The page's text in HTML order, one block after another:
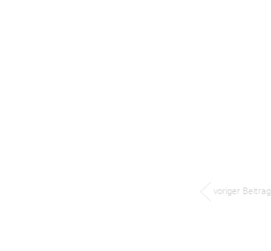
voriger Beitrag